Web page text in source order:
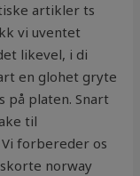
artikler ts
vi uventet
likevel, i di
en glohet gryte
på platen. Snart
til
forbereder os
norway